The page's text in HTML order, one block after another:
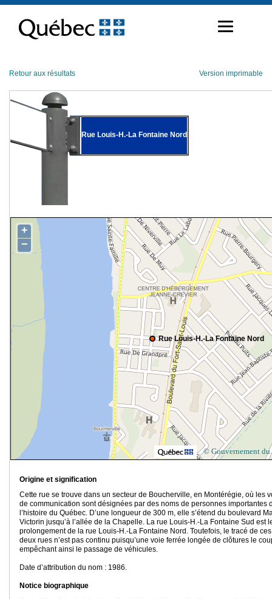
contenu
Retour aux résultats Version imprimable
Rue Louis-H.-La Fontaine Nord
Rue Louis-H.-La Fontaine Nord
+
−
© Gouvernement du
Origine et signification
Cette rue se trouve dans un secteur de Boucherville, en Montérégie, où les
de communication sont désignées par des noms de personnes importantes
l’histoire du Québec. D’une longueur de 300 m, elle s’étend du boulevard
Victorin jusqu’à l’allée de la Chapelle. La rue Louis-H.-La Fontaine Sud est
prolongement de la rue Louis-H.-La Fontaine Nord. Toutefois, le tracé de ces
deux rues n’est pas continu puisqu’une voie ferrée longée de clôtures le
empêchant ainsi le passage de véhicules.
Date d’attribution du nom : 1986.
Notice biographique